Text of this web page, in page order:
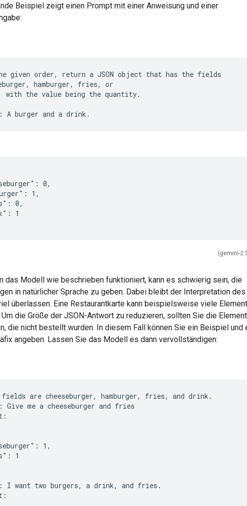
Beispiel zeigt einen Prompt mit einer Anweisung und einer
given order, return a JSON object that has the fields
hamburger, fries, or
with the value being the quantity.
0,
1,
0,
1
(gemini-
das Modell wie beschrieben funktioniert, kann es schwierig sein, die
in natürlicher Sprache zu geben. Dabei bleibt der Interpretation des
überlassen. Eine Restaurantkarte kann beispielsweise viele
Um die Größe der JSON-Antwort zu reduzieren, sollten Sie die
die nicht bestellt wurden. In diesem Fall können Sie ein Beispiel und
angeben. Lassen Sie das Modell es dann vervollständigen:
are cheeseburger, hamburger, fries, and drink.
Give me a cheeseburger and fries
1,
1
I want two burgers, a drink, and fries.